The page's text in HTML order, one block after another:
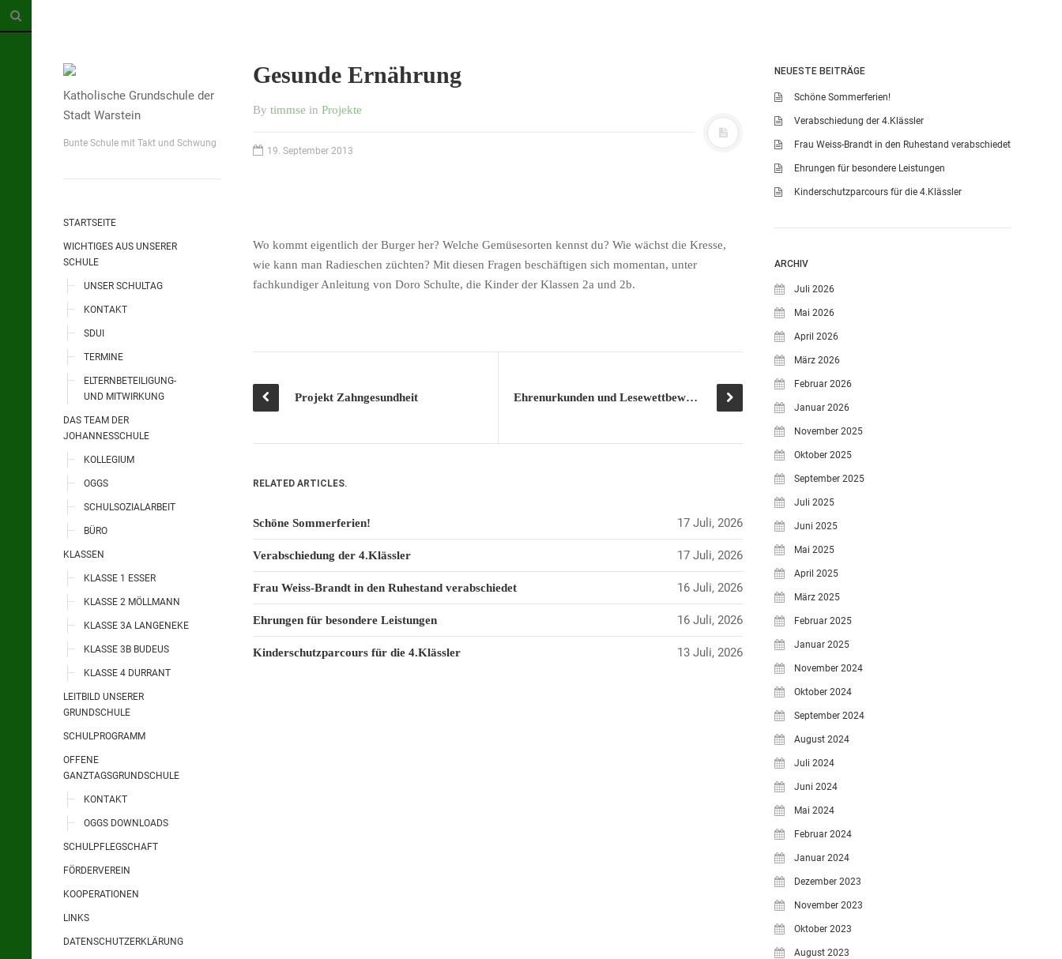
Katholische Grundschule der
Stadt Warstein
Bunte Schule mit Takt und Schwung
STARTSEITE
WICHTIGES AUS UNSERER
SCHULE
UNSER SCHULTAG
KONTAKT
SDUI
TERMINE
ELTERNBETEILIGUNG-
UND MITWIRKUNG
DAS TEAM DER
JOHANNESSCHULE
KOLLEGIUM
OGGS
SCHULSOZIALARBEIT
BÜRO
KLASSEN
KLASSE 1 ESSER
KLASSE 2 MÖLLMANN
KLASSE 3A LANGENEKE
KLASSE 3B BUDEUS
KLASSE 4 DURRANT
LEITBILD UNSERER
GRUNDSCHULE
SCHULPROGRAMM
OFFENE
GANZTAGSGRUNDSCHULE
KONTAKT
OGGS DOWNLOADS
SCHULPFLEGSCHAFT
FÖRDERVEREIN
KOOPERATIONEN
LINKS
DATENSCHUTZERKLÄRUNG
Gesunde Ernährung
By timmse in Projekte
19. September 2013
Wo kommt eigentlich der Burger her? Welche Gemüsesorten kennst du? Wie wächst die Kresse,
wie kann man Radieschen züchten? Mit diesen Fragen beschäftigen sich momentan, unter
fachkundiger Anleitung von Doro Schulte, die Kinder der Klassen 2a und 2b.
Projekt Zahngesundheit Ehrenurkunden und Lesewettbewerb
RELATED ARTICLES.
Schöne Sommerferien! 17 Juli, 2026
Verabschiedung der 4.Klässler 17 Juli, 2026
Frau Weiss-Brandt in den Ruhestand verabschiedet 16 Juli, 2026
Ehrungen für besondere Leistungen 16 Juli, 2026
Kinderschutzparcours für die 4.Klässler 13 Juli, 2026
NEUESTE BEITRÄGE
Schöne Sommerferien!
Verabschiedung der 4.Klässler
Frau Weiss-Brandt in den Ruhestand verabschiedet
Ehrungen für besondere Leistungen
Kinderschutzparcours für die 4.Klässler
ARCHIV
Juli 2026
Mai 2026
April 2026
März 2026
Februar 2026
Januar 2026
November 2025
Oktober 2025
September 2025
Juli 2025
Juni 2025
Mai 2025
April 2025
März 2025
Februar 2025
Januar 2025
November 2024
Oktober 2024
September 2024
August 2024
Juli 2024
Juni 2024
Mai 2024
Februar 2024
Januar 2024
Dezember 2023
November 2023
Oktober 2023
August 2023